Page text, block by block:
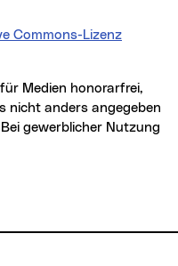
Commons-Lizenz
nicht anders angegeben
gewerblicher Nutzung